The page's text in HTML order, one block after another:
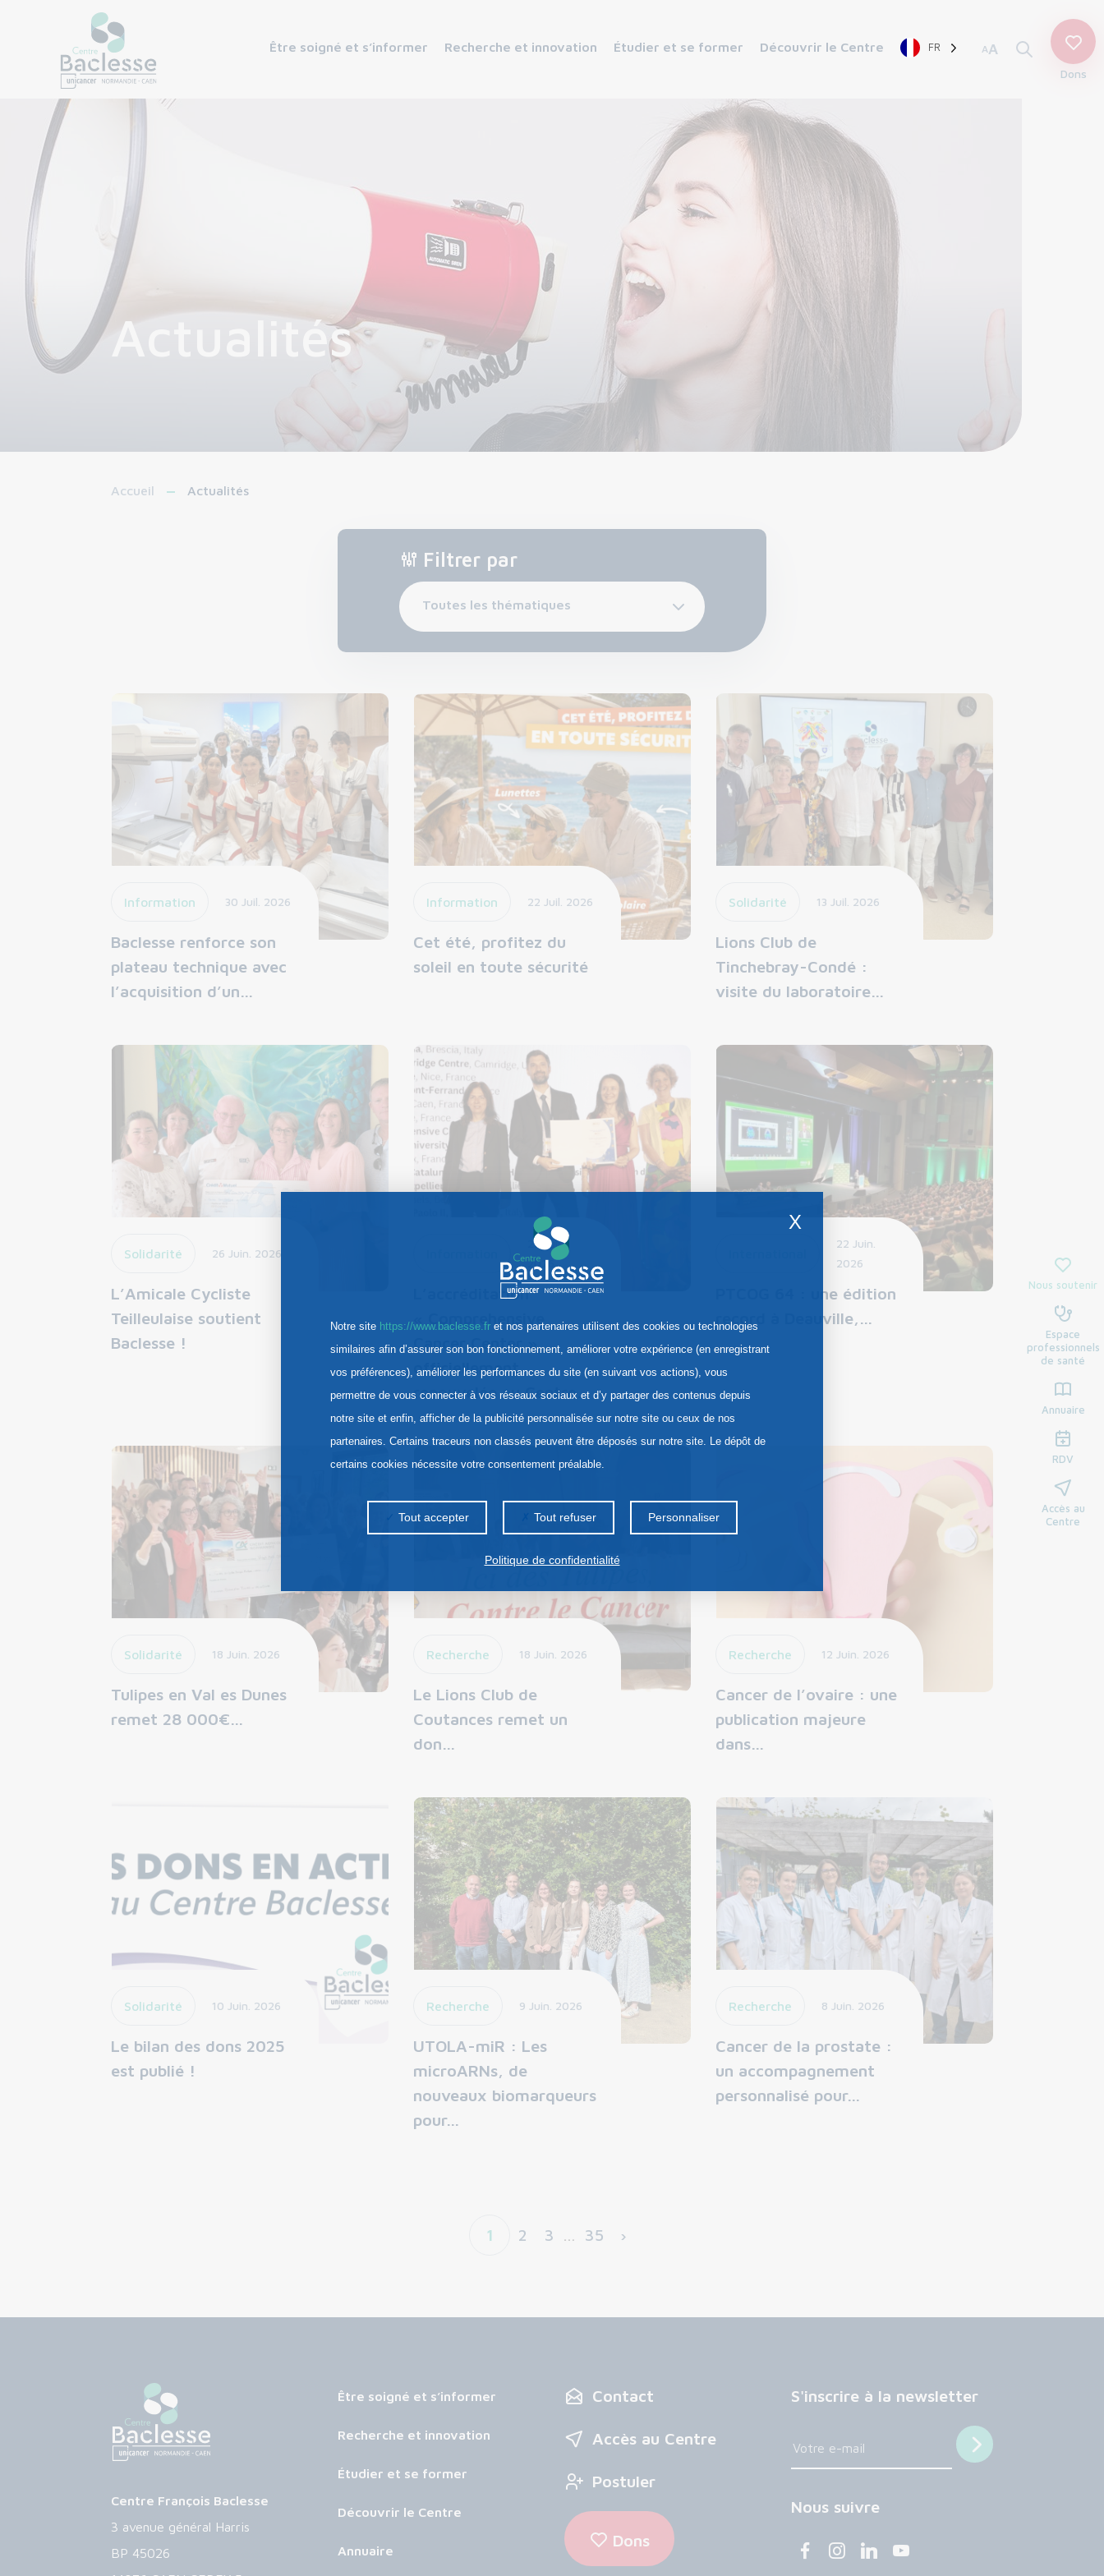
Être soigné et s’informer Recherche et innovation Étudier et se former Découvrir le Centre FR AA
Dons
Actualités
Accueil Actualités
Nous soutenir
Espace
professionnels
de santé
Annuaire
RDV
Accès au
Centre
Filtrer par
Toutes les thématiques
Information 30 Juil. 2026
Baclesse renforce son
plateau technique avec
l’acquisition d’un…
Information 22 Juil. 2026
Cet été, profitez du
soleil en toute sécurité
Solidarité 13 Juil. 2026
Lions Club de
Tinchebray-Condé :
visite du laboratoire…
Solidarité 26 Juin. 2026
L’Amicale Cycliste
Teilleulaise soutient
Baclesse !
22 Juin.
2026
L’accréditation
« Comprehensive
Cancer Center »
officiellement
renouvelée au Centre…
22 Juin.
2026
PTCOG 64 : une édition
record à Deauville,…
Solidarité 18 Juin. 2026
Tulipes en Val es Dunes
remet 28 000€…
Recherche 18 Juin. 2026
Le Lions Club de
Coutances remet un
don…
Recherche 12 Juin. 2026
Cancer de l’ovaire : une
publication majeure
dans…
Solidarité 10 Juin. 2026
Le bilan des dons 2025
est publié !
Recherche 9 Juin. 2026
UTOLA-miR : Les
microARNs, de
nouveaux biomarqueurs
pour…
Recherche 8 Juin. 2026
Cancer de la prostate :
un accompagnement
personnalisé pour…
1 2 3 … 35 ›
Centre François Baclesse
3 avenue général Harris
BP 45026
Être soigné et s’informer
Recherche et innovation
Étudier et se former
Découvrir le Centre
Annuaire
Contact
Accès au Centre
Postuler
Dons
S'inscrire à la newsletter
Nous suivre
X
Notre site https://www.baclesse.fr et nos partenaires utilisent des cookies ou technologies
similaires afin d’assurer son bon fonctionnement, améliorer votre expérience (en enregistrant
vos préférences), améliorer les performances du site (en suivant vos actions), vous
permettre de vous connecter à vos réseaux sociaux et d’y partager des contenus depuis
notre site et enfin, afficher de la publicité personnalisée sur notre site ou ceux de nos
partenaires. Certains traceurs non classés peuvent être déposés sur notre site. Le dépôt de
certains cookies nécessite votre consentement préalable.
Tout accepter Tout refuser Personnaliser
Politique de confidentialité